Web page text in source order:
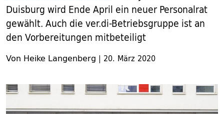
Duisburg wird Ende April ein neuer Personalrat
gewählt. Auch die ver.di-Betriebsgruppe ist an
den Vorbereitungen mitbeteiligt
Von Heike Langenberg | 20. März 2020